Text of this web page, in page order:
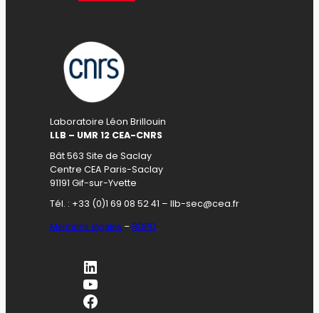
Laboratoire Léon Brillouin
LLB – UMR 12 CEA-CNRS
Bât 563 Site de Saclay
Centre CEA Paris-Saclay
91191 Gif-sur-Yvette
Tél. : +33 (0)1 69 08 52 41 – llb-sec@cea.fr
Mentions légales – RGPD
LinkedIn
YouTube
Facebook